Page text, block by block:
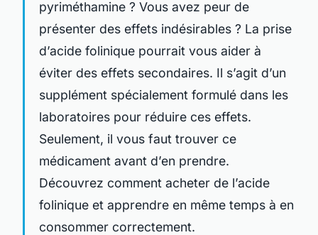
pyriméthamine ? Vous avez peur de
présenter des effets indésirables ? La prise
d’acide folinique pourrait vous aider à
éviter des effets secondaires. Il s’agit d’un
supplément spécialement formulé dans les
laboratoires pour réduire ces effets.
Seulement, il vous faut trouver ce
médicament avant d’en prendre.
Découvrez comment acheter de l’acide
folinique et apprendre en même temps à en
consommer correctement.